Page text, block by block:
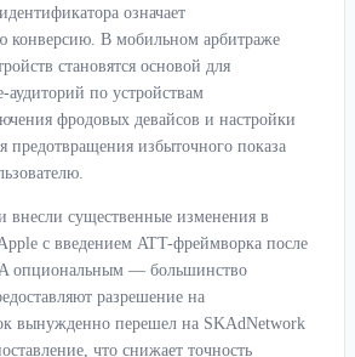
означает
конверсию. В мобильном арбитраже
становятся основой для
аудиторий по устройствам
фродовых девайсов и настройки
предотвращения избыточного показа
внесли существенные изменения в
с введением ATT-фреймворка после
опциональным — большинство
разрешение на
вынужденно перешел на SKAdNetwork
что снижает точность